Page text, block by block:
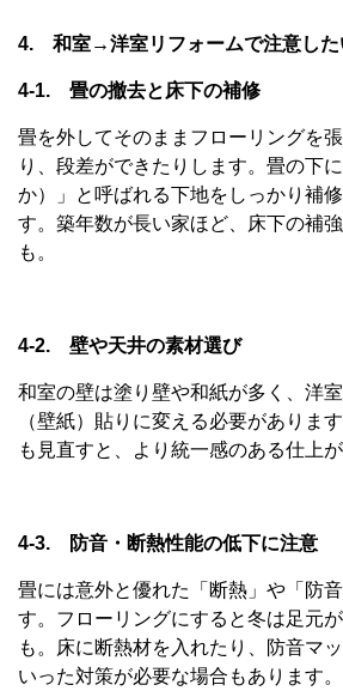
4. 和室→洋室リフォームで注意した
4-1. 畳の撤去と床下の補修
畳を外してそのままフローリングを
り、段差ができたりします。畳の下
か）」と呼ばれる下地をしっかり補
す。築年数が長い家ほど、床下の補
も。
4-2. 壁や天井の素材選び
和室の壁は塗り壁や和紙が多く、洋
（壁紙）貼りに変える必要がありま
も見直すと、より統一感のある仕上が
4-3. 防音・断熱性能の低下に注意
畳には意外と優れた「断熱」や「防
す。フローリングにすると冬は足元
も。床に断熱材を入れたり、防音マ
いった対策が必要な場合もあります。